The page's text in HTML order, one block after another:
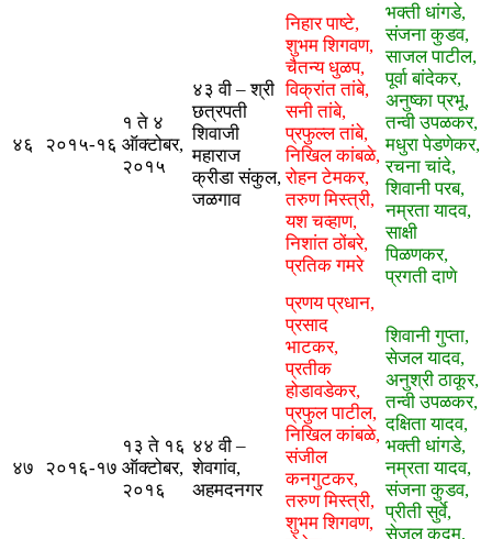
४६ २०१५-१६
१ ते ४
ऑक्टोबर,
२०१५
​४३ वी – श्री
छत्रपती
शिवाजी
महाराज
क्रीडा संकुल,
जळगाव
निहार पाष्टे,
शुभम शिगवण,
चैतन्य धुळप,
विक्रांत तांबे,
सनी तांबे,
प्रफुल्ल तांबे,
निखिल कांबळे,
रोहन टेमकर,
तरुण मिस्त्री,
यश चव्हाण,
निशांत ठोंबरे,
प्रतिक गमरे
भक्ती धांगडे,
संजना कुडव,
साजल पाटील,
पूर्वा बांदेकर,
अनुष्का प्रभू,
तन्वी उपळकर,
मधुरा पेडणेकर,
रचना चांदे,
शिवानी परब,
नम्रता यादव,
साक्षी
पिळणकर,
प्रगती दाणे
४७ २०१६-१७
​१​३ ते १६
ऑक्टोबर,
२०१६​
४४ वी –
शेवगांव,
अहमदनगर
​प्रणय​ प्रधान,
प्रसाद
भाटकर,
प्रतीक
होडावडेकर,
प्रफुल पाटील,
निखिल कांबळे,
संजील
कनगुटकर,
तरुण मिस्त्री,
शुभम शिगवण,
​शिवानी गुप्ता,
सेजल यादव,
अनुश्री ठाकूर,
तन्वी उपळकर,
दक्षिता यादव,
भक्ती धांगडे,
नम्रता यादव,
संजना कुडव,
प्रीती सुर्वे,
सेजल कदम,